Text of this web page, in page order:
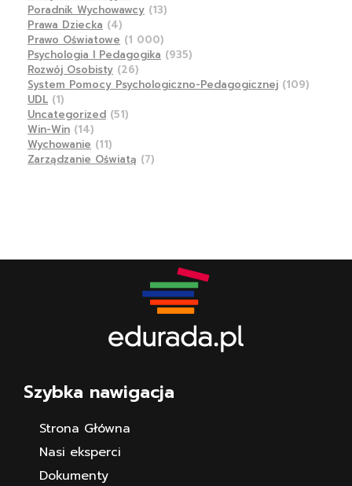
Poradnik Wychowawcy (13)
Prawa Dziecka (4)
Prawo Oświatowe (1 000)
Psychologia I Pedagogika (935)
Rozwój Osobisty (26)
System Pomocy Psychologiczno-Pedagogicznej (109)
UDL (1)
Uncategorized (51)
Win-Win (14)
Wychowanie (11)
Zarządzanie Oświatą (7)
Szybka nawigacja
Strona Główna
Nasi eksperci
Dokumenty